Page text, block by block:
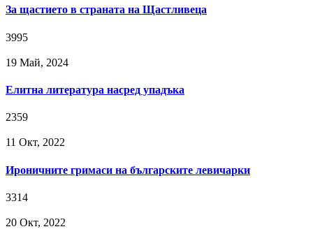
За щастието в страната на Щастливеца
3995
19 Май, 2024
Елитна литература насред упадъка
2359
11 Окт, 2022
Ироничните гримаси на българските левичарки
3314
20 Окт, 2022